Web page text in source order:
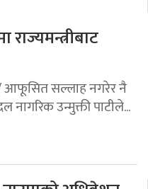
आफूसित सल्लाह नगरेर नै
नागरिक उन्मुक्ती पाटीले...